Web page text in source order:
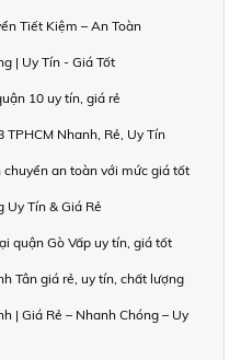
Tiết Kiệm – An Toàn
| Uy Tín - Giá Tốt
10 uy tín, giá rẻ
TPHCM Nhanh, Rẻ, Uy Tín
chuyển an toàn với mức giá tốt
Uy Tín & Giá Rẻ
quận Gò Vấp uy tín, giá tốt
Tân giá rẻ, uy tín, chất lượng
| Giá Rẻ – Nhanh Chóng – Uy